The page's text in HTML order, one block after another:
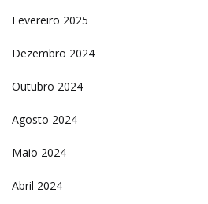
Fevereiro 2025
Dezembro 2024
Outubro 2024
Agosto 2024
Maio 2024
Abril 2024